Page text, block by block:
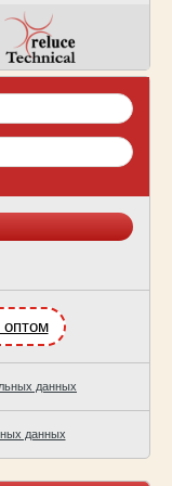
оптом
данных
данных